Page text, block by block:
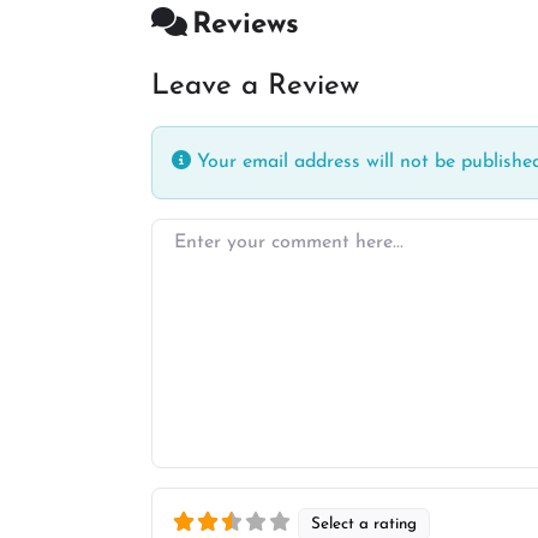
Reviews
Leave a Review
Your email address will not be
Enter your comment here…
Select a rating